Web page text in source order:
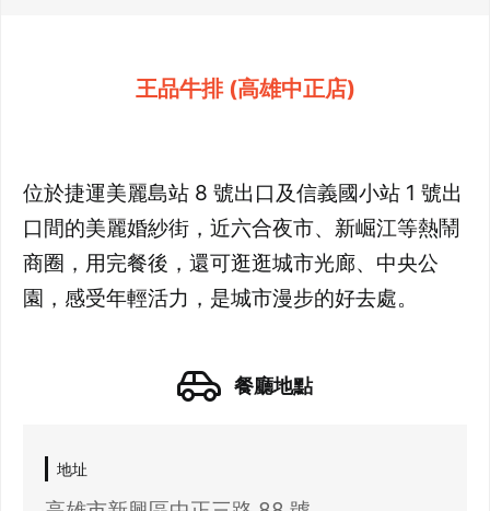
王品牛排 (高雄中正店)
位於捷運美麗島站 8 號出口及信義國小站 1 號出
口間的美麗婚紗街，近六合夜市、新崛江等熱鬧
商圈，用完餐後，還可逛逛城市光廊、中央公
園，感受年輕活力，是城市漫步的好去處。
餐廳地點
地址